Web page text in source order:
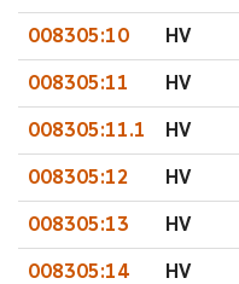
008305:10 HV
008305:11 HV
008305:11.1 HV
008305:12 HV
008305:13 HV
008305:14 HV